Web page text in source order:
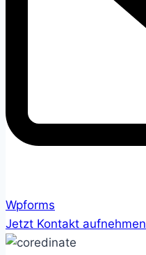
Wpforms
Jetzt Kontakt aufnehmen